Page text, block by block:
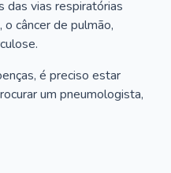
das vias respiratórias
câncer de pulmão,
é preciso estar
um pneumologista,